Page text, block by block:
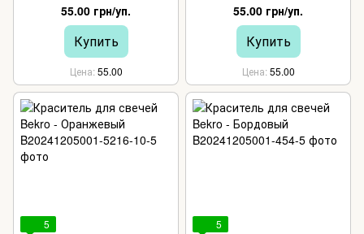
55.00 грн/уп.
Купить
Цена 55.00
55.00 грн/уп.
Купить
Цена 55.00
5
5